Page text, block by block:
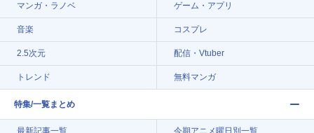
マンガ・ラノベ ゲーム・アプリ
音楽 コスプレ
2.5次元 配信・Vtuber
トレンド 無料マンガ
特集/一覧まとめ